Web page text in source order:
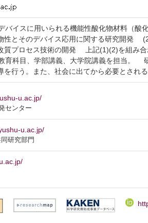
スに用いられる機能性酸化物材料（酸
性とそのデバイス応用に関する研究開発
質プロセス技術の開発 上記(1)(2)を組み
科目、学部講義、大学院講義を担当。
を行う。また、社会に出てから必要とされ
u.ac.jp/
センター
u.ac.jp/
研究部門